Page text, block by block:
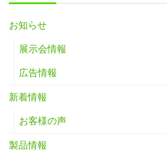
お知らせ
展示会情報
広告情報
新着情報
お客様の声
製品情報